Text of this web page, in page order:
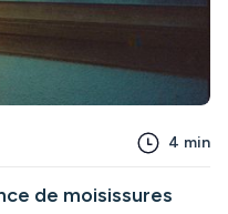
4 min
de moisissures